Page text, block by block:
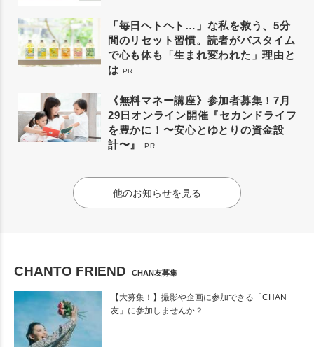
「毎日ヘトヘト…」な私を救う、5分
間のリセット習慣。読者がバスタイム
で心も体も「生まれ変われた」理由と
は PR
《無料マネー講座》参加者募集！7月
29日オンライン開催『セカンドライフ
を豊かに！〜安心とゆとりの資金設
計〜』
PR
他のお知らせを見る
CHANTO FRIEND CHAN友募集
【大募集！】撮影や企画に参加できる「CHAN
友」に参加しませんか？